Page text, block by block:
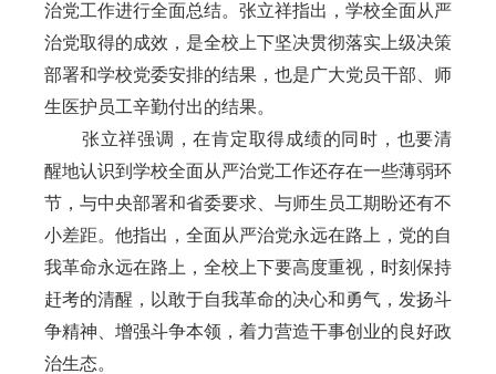
治党工作进行全面总结。张立祥指出，学校全面从严
治党取得的成效，是全校上下坚决贯彻落实上级决策
部署和学校党委安排的结果，也是广大党员干部、师
生医护员工辛勤付出的结果。
张立祥强调，在肯定取得成绩的同时，也要清
醒地认识到学校全面从严治党工作还存在一些薄弱环
节，与中央部署和省委要求、与师生员工期盼还有不
小差距。他指出，全面从严治党永远在路上，党的自
我革命永远在路上，全校上下要高度重视，时刻保持
赶考的清醒，以敢于自我革命的决心和勇气，发扬斗
争精神、增强斗争本领，着力营造干事创业的良好政
治生态。